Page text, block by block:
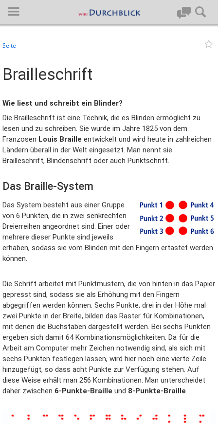
Artikel von A-Z
Letzte Änderungen
Support
Spezialseiten
Über BlueSpice
Datenschutz
Haftungsausschluss
Seite
Brailleschrift
Wie liest und schreibt ein Blinder?
Die Brailleschrift ist eine Technik, die es Blinden ermöglicht zu
lesen und zu schreiben. Sie wurde im Jahre 1825 von dem
Franzosen Louis Braille entwickelt und wird heute in zahlreichen
Ländern überall in der Welt eingesetzt. Man nennt sie
Brailleschrift, Blindenschrift oder auch Punktschrift.
Das Braille-System
Das System besteht aus einer Gruppe
von 6 Punkten, die in zwei senkrechten
Dreierreihen angeordnet sind. Einer oder
mehrere dieser Punkte sind jeweils
erhaben, sodass sie vom Blinden mit den Fingern ertastet werden
können.
Die Schrift arbeitet mit Punktmustern, die von hinten in das Papier
gepresst sind, sodass sie als Erhöhung mit den Fingern
abgegriffen werden können. Sechs Punkte, drei in der Höhe mal
zwei Punkte in der Breite, bilden das Raster für Kombinationen,
mit denen die Buchstaben dargestellt werden. Bei sechs Punkten
ergeben sich damit 64 Kombinationsmöglichkeiten. Da für die
Arbeit am Computer mehr Zeichen notwendig sind, als sich mit
sechs Punkten festlegen lassen, wird hier noch eine vierte Zeile
hinzugefügt, so dass acht Punkte zur Verfügung stehen. Auf
diese Weise erhält man 256 Kombinationen. Man unterscheidet
daher zwischen 6-Punkte-Braille und 8-Punkte-Braille